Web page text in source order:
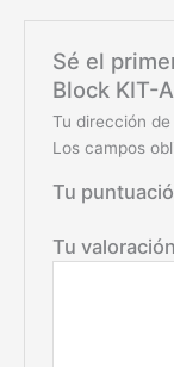
Sé el
Block KIT-
Tu dirección
Los campos
Tu
Tu valoración